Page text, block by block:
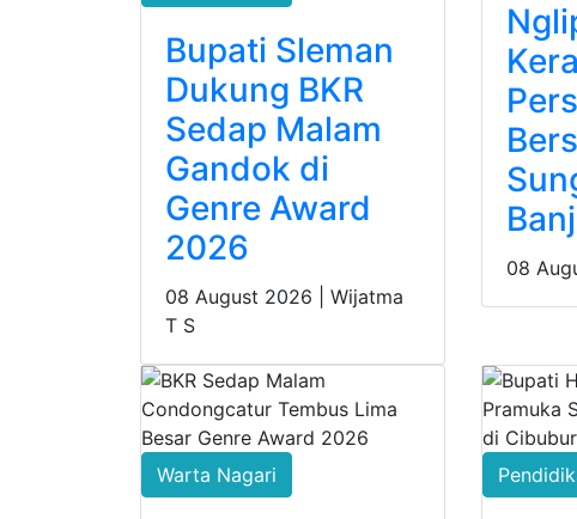
Bupati Sleman
Dukung BKR
Sedap Malam
Gandok di
Genre Award
2026
08 August 2026 | Wijatma
T S
08
Warta Nagari